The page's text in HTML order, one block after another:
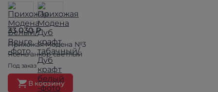
33 030 ₽
Прихожая Модена №3
Ясень анкор светлый
Под заказ
В корзину